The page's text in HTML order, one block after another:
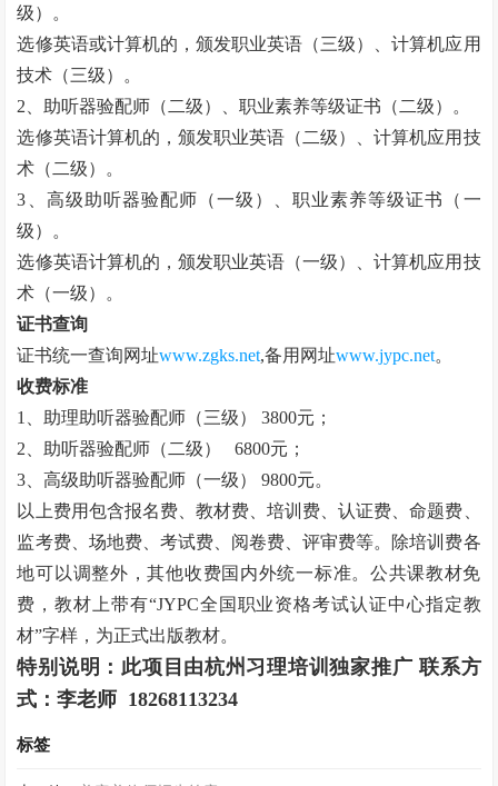
级）。
选修英语或计算机的，颁发职业英语（三级）、计算机应用
技术（三级）。
2 、助听器验配师（二级）、职业素养等级证书（二级）。
选修英语计算机的，颁发职业英语（二级）、计算机应用技
术（二级）。
3 、高级助听器验配师（一级）、职业素养等级证书（一
级）。
选修英语计算机的，颁发职业英语（一级）、计算机应用技
术（一级）。
证书查询
证书统一查询网址www.zgks.net,备用网址www.jypc.net。
收费标准
1
、助理助听器验配师（三级） 3800元；
2 、助听器验配师（二级） 6800元；
3 、高级助听器验配师（一级） 9800元。
以上费用包含报名费、教材费、培训费、认证费、命题费、
监考费、场地费、考试费、阅卷费、评审费等。除培训费各
地可以调整外，其他收费国内外统一标准。公共课教材免
费，教材上带有“JYPC全国职业资格考试认证中心指定教
材”字样，为正式出版教材。
特别说明：此项目由杭州习理培训独家推广 联系方
式：李老师 18268113234
标签